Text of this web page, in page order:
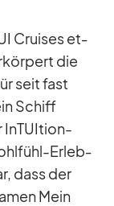
Crui­ses et­
die
seit fast
Schiff
In­TUI­tion-
Er­leb­
dass der
Mein